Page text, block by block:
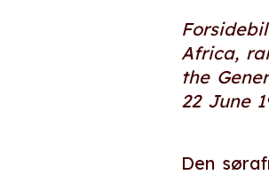
Africa,
the
22 June
Den